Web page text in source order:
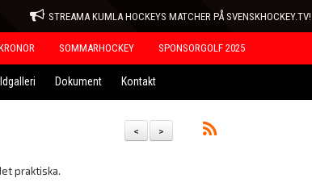
STREAMA KUMLA HOCKEYS MATCHER PÅ SVENSKHOCKEY.TV!
SOMMARHOCKEY SPONSORGOLF 2025
Dokument Kontakt
>
<
praktiska.